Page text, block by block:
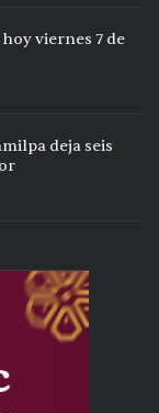
viernes 7 de
deja seis